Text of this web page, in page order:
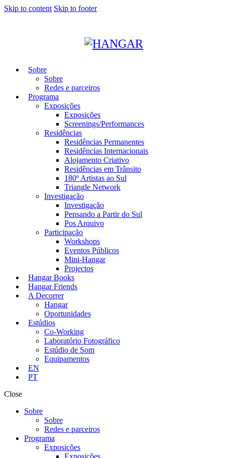
Skip to content Skip to footer
Sobre
Sobre
Redes e parceiros
Programa
Exposições
Exposições
Screenings/Performances
Residências
Residências Permanentes
Residências Internacionais
Alojamento Criativo
Residências em Trânsito
180º Artistas ao Sul
Triangle Network
Investigação
Investigação
Pensando a Partir do Sul
Pos Arquivo
Participação
Workshops
Eventos Públicos
Mini-Hangar
Projectos
Hangar Books
Hangar Friends
A Decorrer
Hangar
Oportunidades
Estúdios
Co-Working
Laboratório Fotográfico
Estúdio de Som
Equipamentos
EN
PT
Close
Sobre
Sobre
Redes e parceiros
Programa
Exposições
Exposições